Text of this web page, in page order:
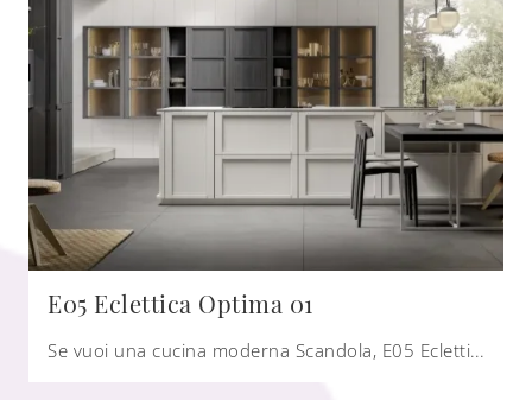
E05 Eclettica Optima 01
Se vuoi una cucina moderna Scandola, E05 Eclettica Optima 01 in laccato opaco ti attende nel nostro negozio di Cucine Moderne con isola.